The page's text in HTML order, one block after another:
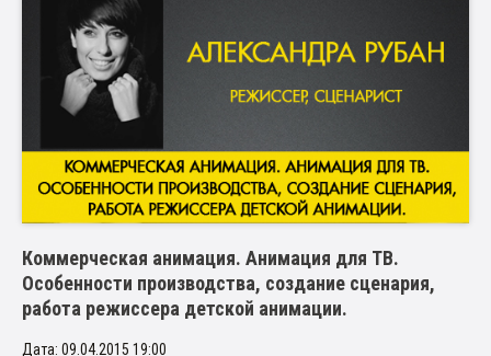
Коммерческая анимация. Анимация для ТВ.
Особенности производства, создание сценария,
работа режиссера детской анимации.
Дата: 09.04.2015 19:00